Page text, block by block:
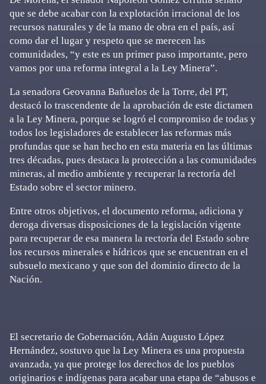
que se debe acabar con la explotación irracional de los
recursos naturales y de la mano de obra en el país, así
como dar el lugar y respeto que se merecen las
comunidades, “y este es un primer paso importante, pero
vamos por una reforma integral a la Ley Minera”.
La senadora Geovanna Bañuelos de la Torre, del PT,
destacó lo trascendente de la aprobación de este dictamen
a la Ley Minera, porque se logró el compromiso de todas y
todos los legisladores de establecer las reformas más
profundas que se han hecho en esta materia en las últimas
tres décadas, pues destaca la protección a las comunidades
mineras, al medio ambiente y recuperar la rectoría del
Estado sobre el sector minero.
Entre otros objetivos, el documento reforma, adiciona y
deroga diversas disposiciones de la legislación vigente
para recuperar de esa manera la rectoría del Estado sobre
los recursos minerales e hídricos que se encuentran en el
subsuelo mexicano y que son del dominio directo de la
Nación.
El secretario de Gobernación, Adán Augusto López
Hernández, sostuvo que la Ley Minera es una propuesta
avanzada, ya que protege los derechos de los pueblos
originarios e indígenas para acabar una etapa de “abusos e